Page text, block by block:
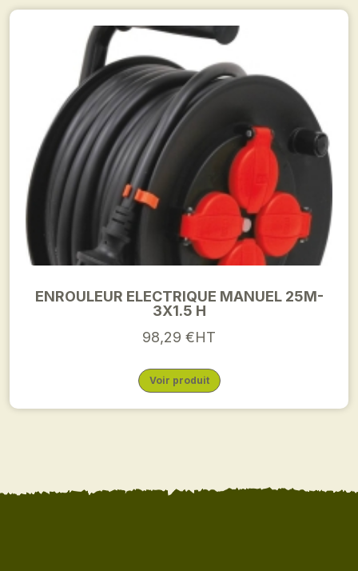
ENROULEUR ELECTRIQUE MANUEL 25M-
3X1.5 H
98,29 €HT
Voir produit